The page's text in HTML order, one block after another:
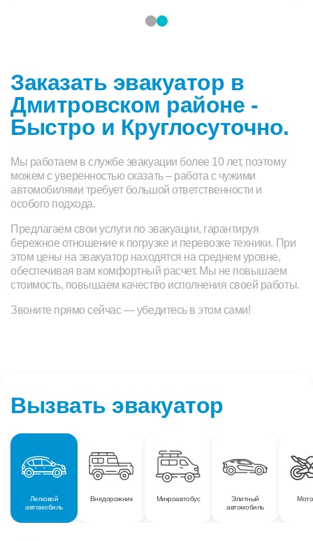
Заказать эвакуатор в
Дмитровском районе -
Быстро и Круглосуточно.
Мы работаем в службе эвакуации более 10 лет, поэтому
можем с уверенностью сказать – работа с чужими
автомобилями требует большой ответственности и
особого подхода.
Предлагаем свои услуги по эвакуации, гарантируя
бережное отношение к погрузке и перевозке техники. При
этом цены на эвакуатор находятся на среднем уровне,
обеспечивая вам комфортный расчет. Мы не повышаем
стоимость, повышаем качество исполнения своей работы.
Звоните прямо сейчас — убедитесь в этом сами!
Вызвать эвакуатор
Легковой
автомобиль
Внедорожник Микроавтобус
Элитный
автомобиль